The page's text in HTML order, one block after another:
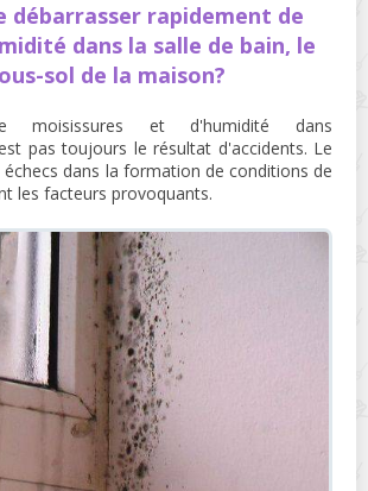
débarrasser rapidement de
dans la salle de bain, le
sol de la maison?
moisissures et d'humidité dans
pas toujours le résultat d'accidents. Le
dans la formation de conditions de
les facteurs provoquants.